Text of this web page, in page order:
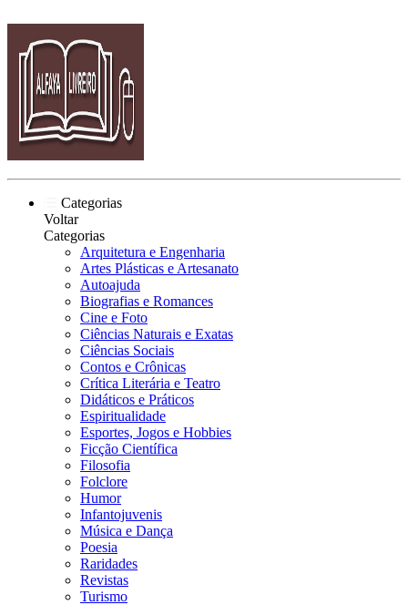
Categorias
Voltar
Categorias
Arquitetura e Engenharia
Artes Plásticas e Artesanato
Autoajuda
Biografias e Romances
Cine e Foto
Ciências Naturais e Exatas
Ciências Sociais
Contos e Crônicas
Crítica Literária e Teatro
Didáticos e Práticos
Espiritualidade
Esportes, Jogos e Hobbies
Ficção Científica
Filosofia
Folclore
Humor
Infantojuvenis
Música e Dança
Poesia
Raridades
Revistas
Turismo